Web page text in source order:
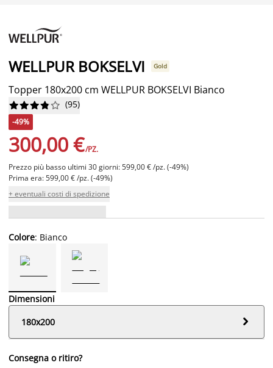
WELLPUR BOKSELVI Gold
Topper 180x200 cm WELLPUR BOKSELVI Bianco





 (95)
-49%
300,00 €/PZ.
Prezzo più basso ultimi 30 giorni: 599,00 € /pz. (-49%)
Prima era: 599,00 € /pz. (-49%)
+ eventuali costi di spedizione
Colore: Bianco
Dimensioni
180x200

Consegna o ritiro?